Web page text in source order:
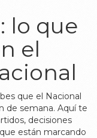
lo que
el
que el Nacional
de semana. Aquí te
decisiones
están marcando